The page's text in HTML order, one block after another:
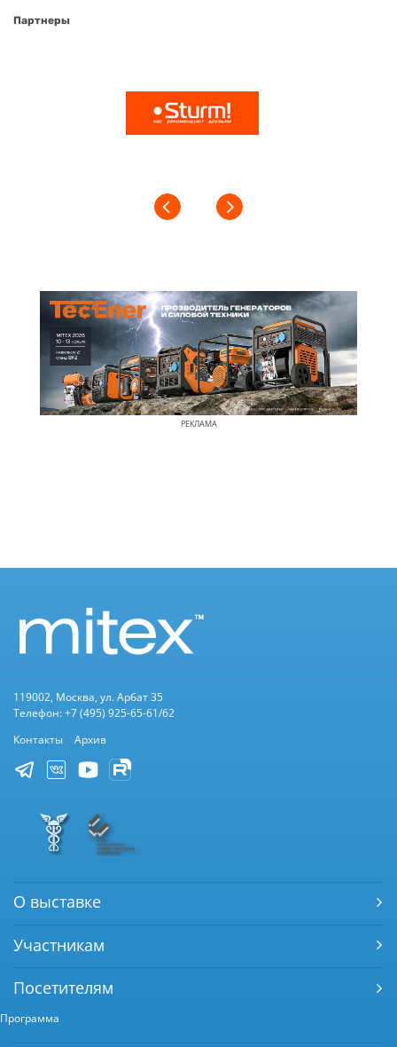
Партнеры
РЕКЛАМА
119002, Москва, ул. Арбат 35
Телефон: +7 (495) 925-65-61/62
Контакты
Архив
О выставке
Участникам
Посетителям
Программа